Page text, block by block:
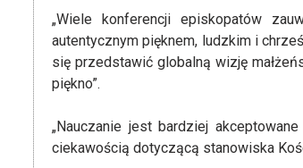
„Wiele konferencji episkopatów
autentycznym pięknem, ludzkim i
się przedstawić globalną wizję
piękno”.
„Nauczanie jest bardziej
ciekawością dotyczącą stanowiska